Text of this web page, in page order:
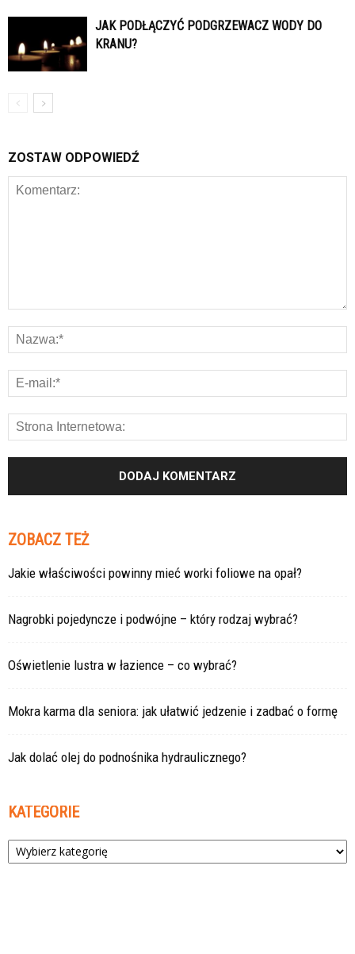
JAK PODŁĄCZYĆ PODGRZEWACZ WODY DO
KRANU?
ZOSTAW ODPOWIEDŹ
ZOBACZ TEŻ
Jakie właściwości powinny mieć worki foliowe na opał?
Nagrobki pojedyncze i podwójne – który rodzaj wybrać?
Oświetlenie lustra w łazience – co wybrać?
Mokra karma dla seniora: jak ułatwić jedzenie i zadbać o formę
Jak dolać olej do podnośnika hydraulicznego?
KATEGORIE
Kategorie